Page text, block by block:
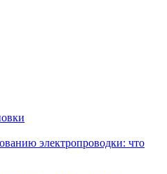
электропроводки: что